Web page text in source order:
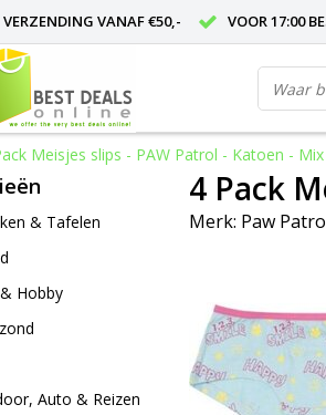
VANAF €50,- VOOR 17:00
Meisjes slips - PAW Patrol - Katoen -
& Tafelen
Hobby
Auto & Reizen
4 Pack
Merk: Paw